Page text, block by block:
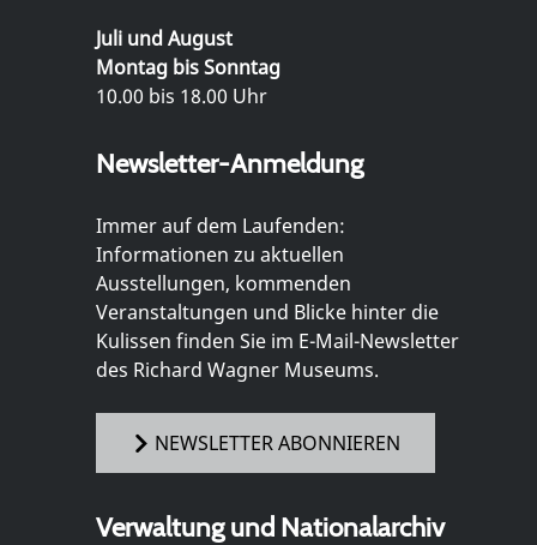
Juli und August
Montag bis Sonntag
10.00 bis 18.00 Uhr
Newsletter-Anmeldung
Immer auf dem Laufenden:
Informationen zu aktuellen
Ausstellungen, kommenden
Veranstaltungen und Blicke hinter die
Kulissen finden Sie im E-Mail-Newsletter
des Richard Wagner Museums.
NEWSLETTER ABONNIEREN
Verwaltung und Nationalarchiv